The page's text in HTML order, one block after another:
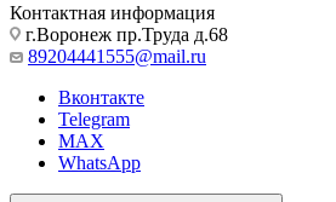
Контактная информация
г.Воронеж пр.Труда д.68
89204441555@mail.ru
Вконтакте
Telegram
MAX
WhatsApp